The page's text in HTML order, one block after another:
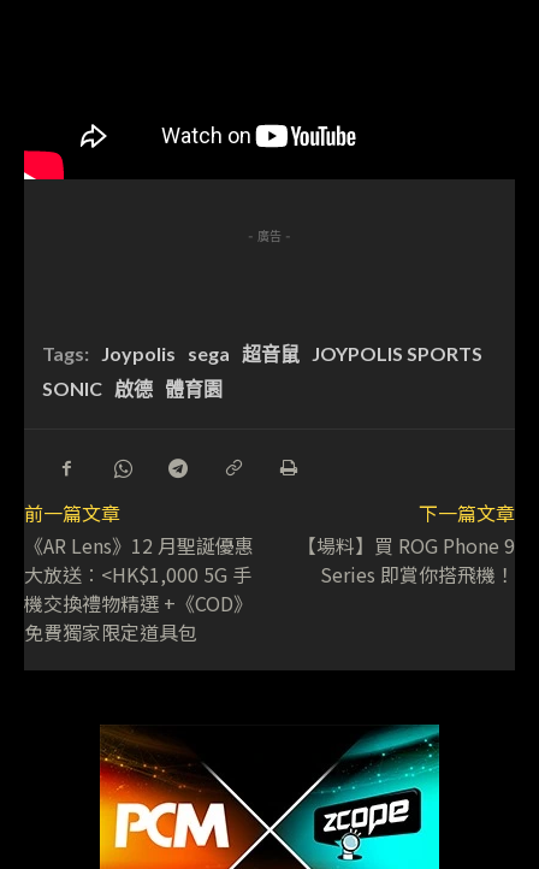
- 廣告 -
Tags: Joypolis sega 超音鼠 JOYPOLIS SPORTS
SONIC 啟德 體育園
前一篇文章
《AR Lens》12 月聖誕優惠
大放送︰<HK$1,000 5G 手
機交換禮物精選 +《COD》
免費獨家限定道具包
下一篇文章
【場料】買 ROG Phone 9
Series 即賞你搭飛機！